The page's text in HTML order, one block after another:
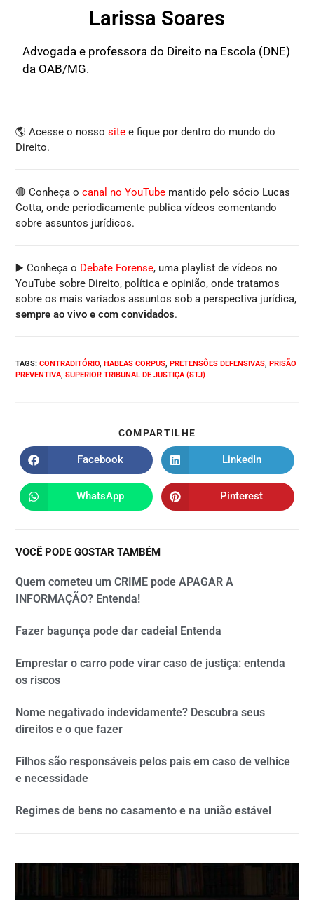
Larissa Soares
Advogada e professora do Direito na Escola (DNE)
da OAB/MG.
🌎 Acesse o nossosite e fique por dentro do mundo do
Direito.
🔴 Conheça ocanal no YouTube mantido pelo sócio Lucas
Cotta, onde periodicamente publica vídeos comentando
sobre assuntos jurídicos.
▶️ Conheça o Debate Forense, uma playlist de vídeos no
YouTube sobre Direito, política e opinião, onde tratamos
sobre os mais variados assuntos sob a perspectiva jurídica,
sempre ao vivo e com convidados.
TAGS:CONTRADITÓRIO, HABEAS CORPUS, PRETENSÕES DEFENSIVAS, PRISÃO
PREVENTIVA, SUPERIOR TRIBUNAL DE JUSTIÇA (STJ)
COMPARTILHE
Facebook LinkedIn
WhatsApp Pinterest
VOCÊ PODE GOSTAR TAMBÉM
Quem cometeu um CRIME pode APAGAR A
INFORMAÇÃO? Entenda!
Fazer bagunça pode dar cadeia! Entenda
Emprestar o carro pode virar caso de justiça: entenda
os riscos
Nome negativado indevidamente? Descubra seus
direitos e o que fazer
Filhos são responsáveis pelos pais em caso de velhice
e necessidade
Regimes de bens no casamento e na união estável